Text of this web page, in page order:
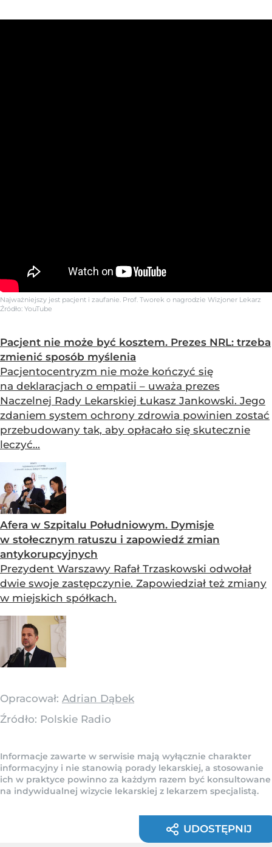
Najważniejszy jest pacjent i zaufanie. Prof. Tworek o nagrodzie Wizjoner Lekarz
Źródło: YouTube
Pacjent nie może być kosztem. Prezes NRL: trzeba
zmienić sposób myślenia
Pacjentocentryzm nie może kończyć się
na deklaracjach o empatii – uważa prezes
Naczelnej Rady Lekarskiej Łukasz Jankowski. Jego
zdaniem system ochrony zdrowia powinien zostać
przebudowany tak, aby opłacało się skutecznie
leczyć...
Afera w Szpitalu Południowym. Dymisje
w stołecznym ratuszu i zapowiedź zmian
antykorupcyjnych
Prezydent Warszawy Rafał Trzaskowski odwołał
dwie swoje zastępczynie. Zapowiedział też zmiany
w miejskich spółkach.
Opracował: Adrian Dąbek
Źródło: Polskie Radio
Informacje zawarte w serwisie mają wyłącznie charakter
informacyjny i nie stanowią porady lekarskiej, a stosowanie
ich w praktyce powinno za każdym razem być konsultowane
na indywidualnej wizycie lekarskiej z lekarzem specjalistą.
UDOSTĘPNIJ